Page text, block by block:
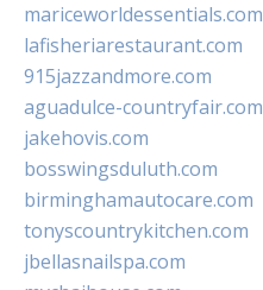
mariceworldessentials.com
lafisheriarestaurant.com
915jazzandmore.com
aguadulce-countryfair.com
jakehovis.com
bosswingsduluth.com
birminghamautocare.com
tonyscountrykitchen.com
jbellasnailspa.com